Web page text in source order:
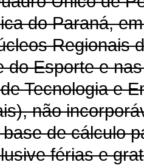
do Paraná,
Regionais
do Esporte e
Tecnologia e
não
de cálculo
férias e